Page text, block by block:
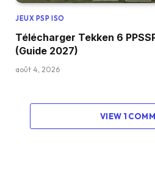
JEUX PSP ISO
Télécharger Tekken 6
(Guide 2027)
août 4, 2026
VIEW 1